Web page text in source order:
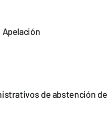
de abstención